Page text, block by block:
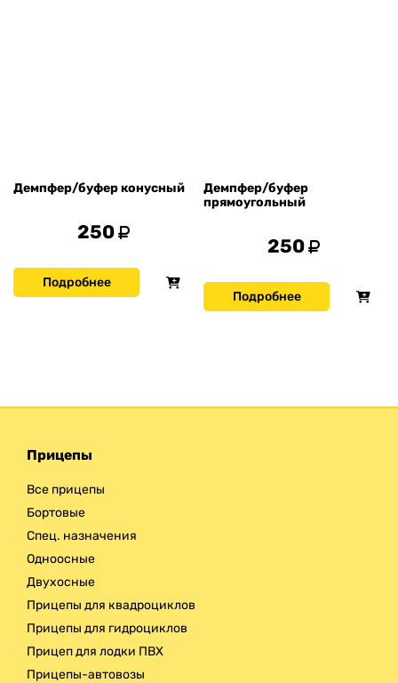
Демпфер/буфер конусный
250
Подробнее
Демпфер/буфер
прямоугольный
250
Подробнее
Прицепы
Все прицепы
Бортовые
Спец. назначения
Одноосные
Двухосные
Прицепы для квадроциклов
Прицепы для гидроциклов
Прицеп для лодки ПВХ
Прицепы-автовозы